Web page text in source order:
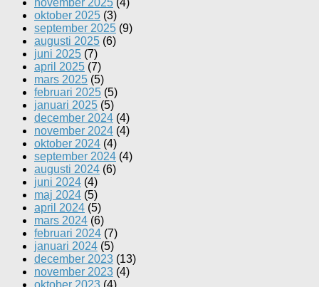
november 2025 (4)
oktober 2025 (3)
september 2025 (9)
augusti 2025 (6)
juni 2025 (7)
april 2025 (7)
mars 2025 (5)
februari 2025 (5)
januari 2025 (5)
december 2024 (4)
november 2024 (4)
oktober 2024 (4)
september 2024 (4)
augusti 2024 (6)
juni 2024 (4)
maj 2024 (5)
april 2024 (5)
mars 2024 (6)
februari 2024 (7)
januari 2024 (5)
december 2023 (13)
november 2023 (4)
oktober 2023 (4)